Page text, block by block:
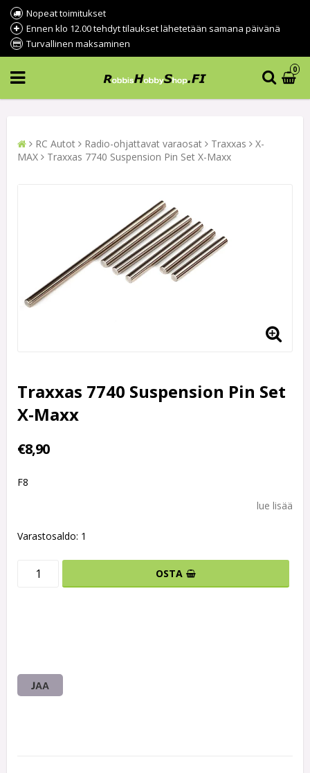
Nopeat toimitukset
Ennen klo 12.00 tehdyt tilaukset lähetetään samana päivänä
Turvallinen maksaminen
0
RC Autot Radio-ohjattavat varaosat Traxxas
X-
MAX
Traxxas 7740 Suspension Pin Set X-Maxx
Traxxas 7740 Suspension Pin Set
X-Maxx
€8,90
F8
lue lisää
Varastosaldo: 1
OSTA
JAA